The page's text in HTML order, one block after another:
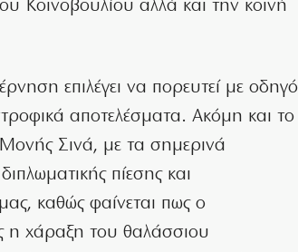
Κοινοβουλίου αλλά και την κοινή
επιλέγει να πορευτεί με οδηγό
αποτελέσματα. Ακόμη και το
Μονής Σινά, με τα σημερινά
πίεσης και
καθώς φαίνεται πως ο
η χάραξη του θαλάσσιου